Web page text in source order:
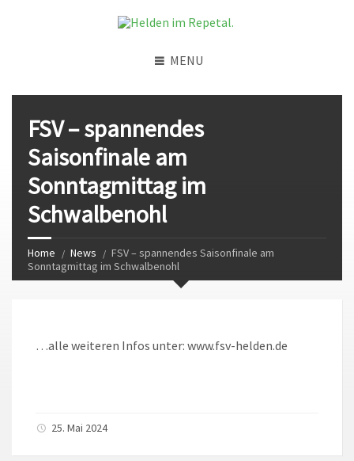
MENU
FSV – spannendes
Saisonfinale am
Sonntagmittag im
Schwalbenohl
Home News
FSV – spannendes Saisonfinale am
Sonntagmittag im Schwalbenohl
…alle weiteren Infos unter: www.fsv-helden.de
25. Mai 2024